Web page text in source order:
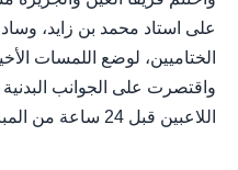
على استاد محمد بن زايد،
الختاميين، لوضع اللمسات
واقتصرت على الجوانب
اللاعبين قبل 24 ساعة من المباراة النهائية.